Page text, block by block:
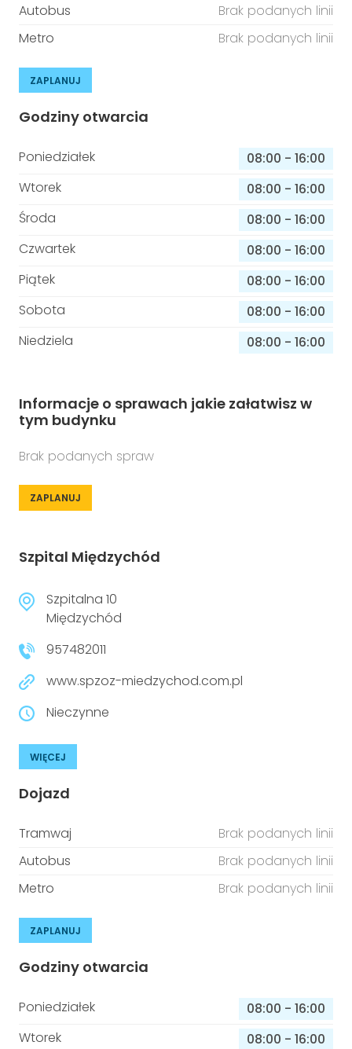
Autobus
Brak podanych linii
Metro
Brak podanych linii
ZAPLANUJ
Godziny otwarcia
Poniedziałek 08:00 - 16:00
Wtorek
08:00 - 16:00
Środa
08:00 - 16:00
Czwartek
08:00 - 16:00
Piątek
08:00 - 16:00
Sobota
08:00 - 16:00
Niedziela
08:00 - 16:00
Informacje o sprawach jakie załatwisz w
tym budynku
Brak podanych spraw
ZAPLANUJ
Szpital Międzychód
Szpitalna 10
Międzychód
957482011
www.spzoz-miedzychod.com.pl
Nieczynne
WIĘCEJ
Dojazd
Tramwaj
Brak podanych linii
Autobus
Brak podanych linii
Metro
Brak podanych linii
ZAPLANUJ
Godziny otwarcia
Poniedziałek 08:00 - 16:00
Wtorek
08:00 - 16:00